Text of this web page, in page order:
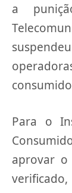
a
Para o
aprovar